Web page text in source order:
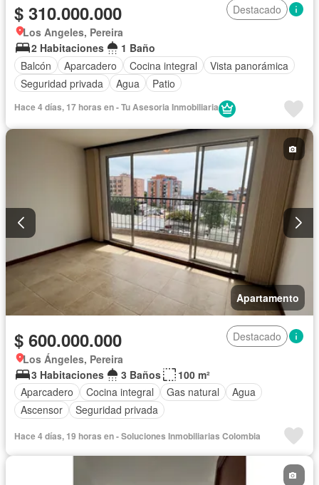
$ 310.000.000
Destacado
Los Angeles, Pereira
2 Habitaciones
1 Baño
Balcón
Aparcadero Cocina integral
Vista panorámica
Seguridad privada
Agua Patio
Hace 4 días, 17 horas en - Tu Asesoria Inmobiliaria
Apartamento
$ 600.000.000
Destacado
Los Ángeles, Pereira
3 Habitaciones
3 Baños
100 m²
Aparcadero
Cocina integral Gas natural
Agua
Ascensor
Seguridad privada
Hace 4 días, 19 horas en - Soluciones Inmobiliarias Colombia